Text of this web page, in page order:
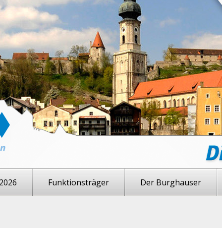
Funktionsträger Der Burghauser